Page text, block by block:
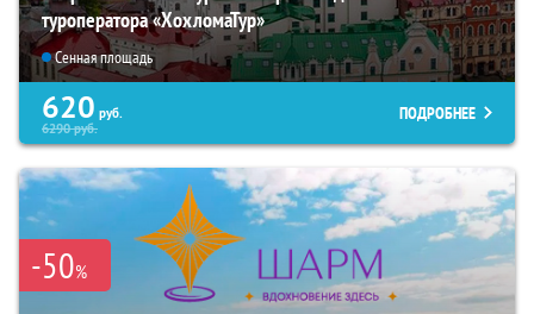
туроператора «ХохломаТур»
Сенная площадь
620 руб.
6290руб.
ПОДРОБНЕЕ
-50%